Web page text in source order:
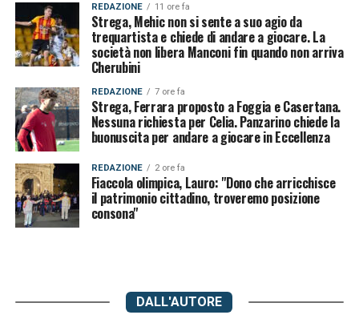
REDAZIONE 11 ore fa
Strega, Mehic non si sente a suo agio da
trequartista e chiede di andare a giocare. La
società non libera Manconi fin quando non arriva
Cherubini
REDAZIONE 7 ore fa
Strega, Ferrara proposto a Foggia e Casertana.
Nessuna richiesta per Celia. Panzarino chiede la
buonuscita per andare a giocare in Eccellenza
REDAZIONE 2 ore fa
Fiaccola olimpica, Lauro: "Dono che arricchisce
il patrimonio cittadino, troveremo posizione
consona"
DALL'AUTORE